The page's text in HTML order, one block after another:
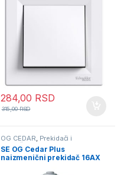
284,00 RSD
315,00RSD
OG CEDAR, Prekidači i
priključnice
SE OG Cedar Plus
naizmenični prekidač 16AX